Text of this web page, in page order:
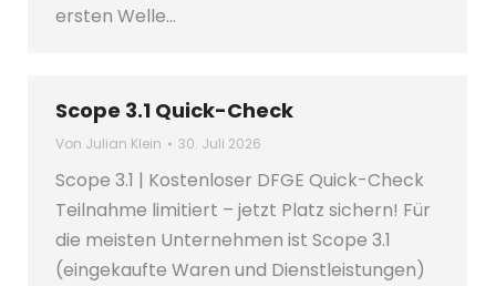
ersten Welle…
Scope 3.1 Quick-Check
Von Julian Klein 30. Juli 2026
Scope 3.1 | Kostenloser DFGE Quick-Check
Teilnahme limitiert – jetzt Platz sichern! Für
die meisten Unternehmen ist Scope 3.1
(eingekaufte Waren und Dienstleistungen)